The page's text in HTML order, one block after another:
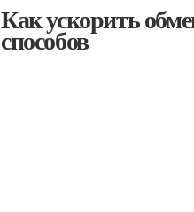
Как ускорить
способов